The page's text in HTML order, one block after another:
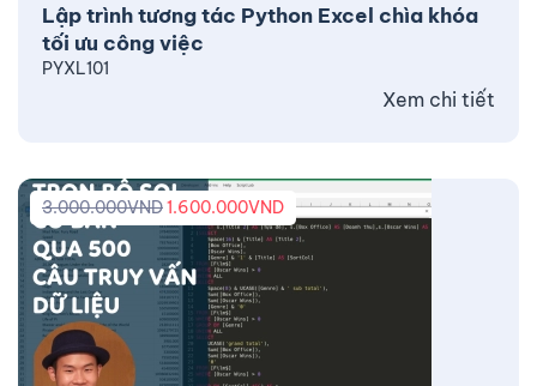
Lập trình tương tác Python Excel chìa khóa
tối ưu công việc
PYXL101
Xem chi tiết
3.000.000VND1.600.000VND